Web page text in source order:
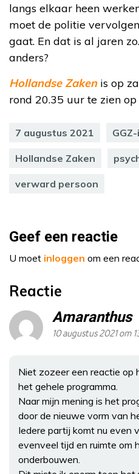
langs elkaar heen
moet de politie
gaat. En dat is al jaren
anders?
Hollandse Zakenis op
rond 20.35 uur te zien op
7 augustus 2021
Hollandse Zaken
verward persoon
Geef een reactie
U moet inloggen om een
Reactie
Amaranthus
10 augustus 2021 om
Niet zozeer een reactie op
het gehele programma.
Naar mijn mening is het
door de nieuwe vorm van
Iedere partij komt nu even
evenveel tijd en ruimte om
onderbouwen.